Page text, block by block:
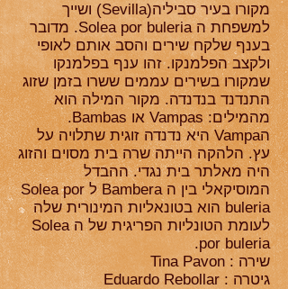
מקורו בעיר סביליה(Sevilla) ושייך
למשפחת ה Solea por buleria. מדובר
בענף שלקח שירים והסב אותם לאופי
ולקצב הפלמנקו. זהו ענף בפלמנקו
שמקורו בשירים עממים ששרו בזמן שזוג
התנדנד בנדנדה. מקור המילה הוא
מהמילים: Vampas או Bambas.
הVampa היא נדנדה זוגית שתלויה על
עץ. הלהקה הייתה שרה בית מסוים והזוג
היה מאלתר בית נגדי. ההבדל
המוסיקאלי בין ה Bambera ל Solea por
buleria הוא בטונאליות המינורית שלה
לעומת הטונליות הפריגית של ה Solea
por buleria.
Tina Pavon : שירה
Eduardo Rebollar : גיטרה